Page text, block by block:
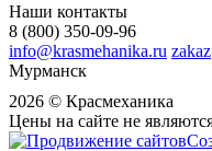
Наши контакты
8 (800) 350-09-96
info@krasmehanika.ru
Мурманск
2026 © Красмеханика
Цены на сайте не